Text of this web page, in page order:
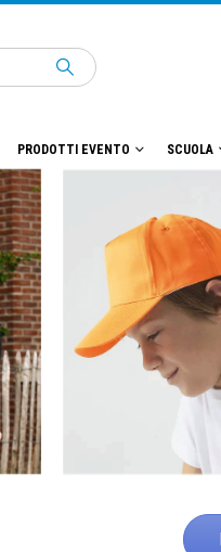
PRODOTTI EVENTO SCUOLA